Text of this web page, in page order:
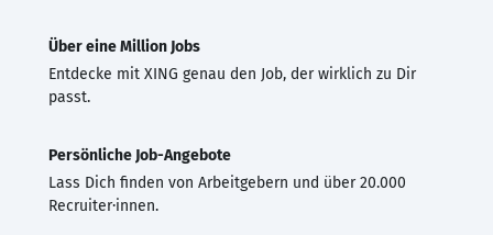
Über eine Million Jobs
Entdecke mit XING genau den Job, der wirklich zu Dir
passt.
Persönliche Job-Angebote
Lass Dich finden von Arbeitgebern und über 20.000
Recruiter·innen.